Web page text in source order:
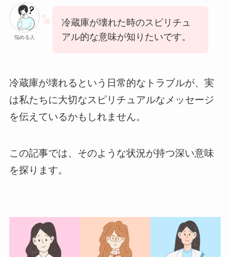
悩める人
冷蔵庫が壊れた時のスピリチュ
アル的な意味が知りたいです。
冷蔵庫が壊れるという日常的なトラブルが、実
は私たちに大切なスピリチュアルなメッセージ
を伝えているかもしれません。
この記事では、そのような状況が持つ深い意味
を探ります。